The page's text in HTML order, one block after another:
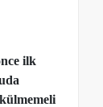
ilk